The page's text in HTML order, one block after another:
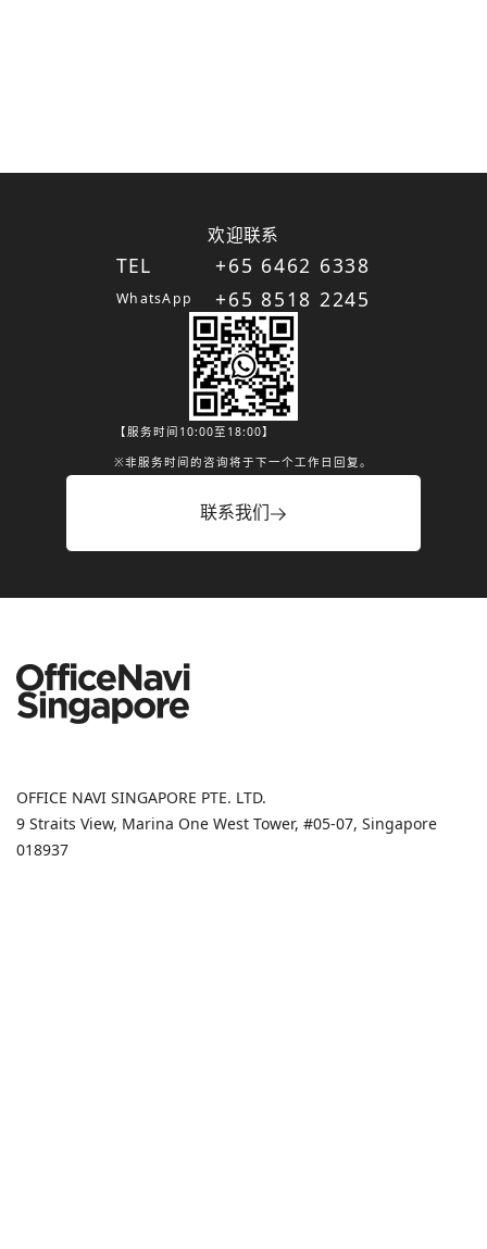
欢迎联系
TEL
WhatsApp
+65 6462 6338
+65 8518 2245
【服务时间10:00至18:00】
※非服务时间的咨询将于下一个工作日回复。
联系我们
OFFICE NAVI SINGAPORE PTE. LTD.
9 Straits View, Marina One West Tower, #05-07, Singapore
018937